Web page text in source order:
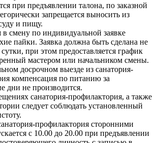
при предъявлении талона, по заказной
запрещается выносить из
и пищу.
смену по индивидуальной заявке
пайки. Заявка должна быть сделана не
при этом предоставляется график
мастером или начальником смены.
досрочном выезде из санатория-
компенсация по питанию за
дни не производится.
санатория-профилактория, а также
следует соблюдать установленный
профилактория сторонними
с 10.00 до 20.00 при предъявлении